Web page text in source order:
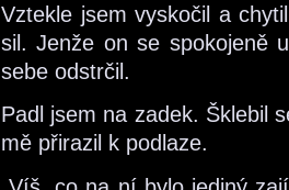
Vztekle jsem vyskočil a
sil. Jenže on se spokojeně
sebe odstrčil.
Padl jsem na zadek. Šklebil
mě přirazil k podlaze.